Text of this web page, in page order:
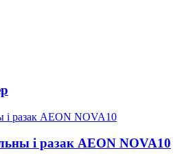
і разак AEON NOVA10